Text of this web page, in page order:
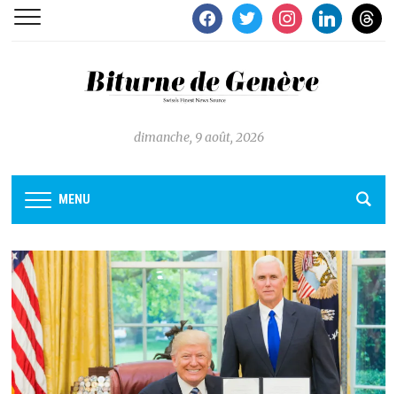
facebooktwitterinstagramlinkedinthreads
dimanche, 9 août, 2026
MENU